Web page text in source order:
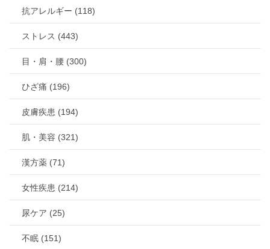
抗アレルギー (118)
ストレス (443)
目・肩・腰 (300)
ひざ痛 (196)
皮膚疾患 (194)
肌・美容 (321)
漢方薬 (71)
女性疾患 (214)
尿ケア (25)
不眠 (151)